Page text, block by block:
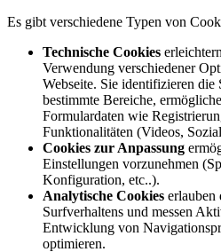
Es gibt verschiedene Typen von
Technische Cookies
Verwendung verschiedener
Webseite. Sie identifizieren
bestimmte Bereiche,
Formulardaten wie
Funktionalitäten (Videos,
Cookies zur Anpassung
Einstellungen vorzunehmen
Konfiguration, etc..).
Analytische Cookies erlauben
Surfverhaltens und messen
Entwicklung von
optimieren.